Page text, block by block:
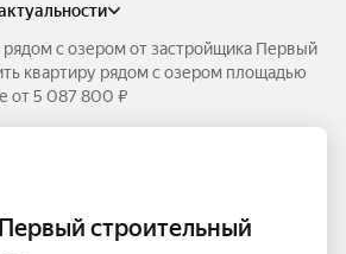
актуальности
с озером от застройщика Первый
квартиру рядом с озером площадью
от 5 087 800 ₽
строительный